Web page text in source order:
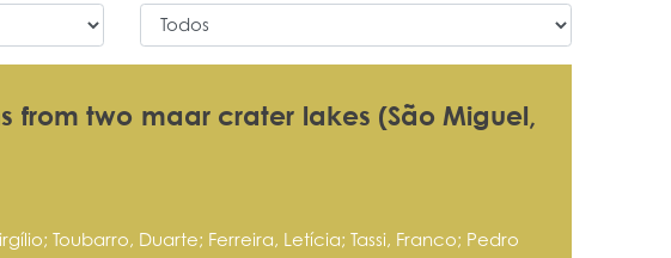
from two maar crater lakes (São Miguel,
Toubarro, Duarte; Ferreira, Letícia; Tassi, Franco; Pedro